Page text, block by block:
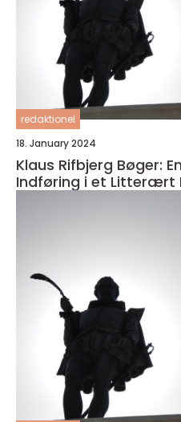
redaktionel
18. January 2024
Klaus Rifbjerg Bøger:
Indføring i et Litterært